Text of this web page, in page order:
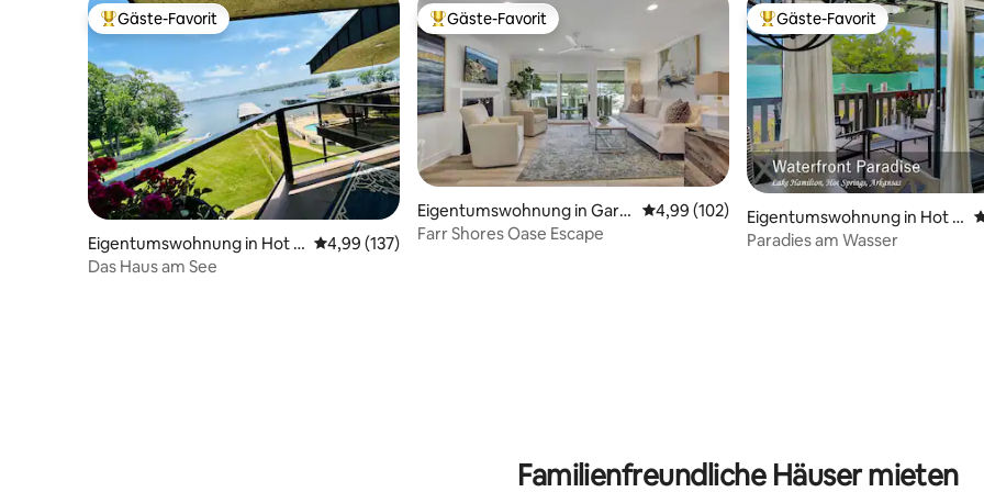
Beliebter Gäste-Favorit.
Gäste-Favorit
Eigentumswohnung in Hot S
prings
Durchschnittliche Bewertung: 4,99 von 5, 137 Bewertungen
4,99 (137)
Das Haus am See
Beliebter Gäste-Favorit.
Gäste-Favorit
Eigentumswohnung in Garla
nd County
Durchschnittliche Bewertung: 4,99 von 5,
4,99 (102)
Farr Shores Oase Escape
Beliebter Gäste-Favorit.
Gäste-Favorit
Eigentumswohnung in Hot S
prings
Paradies am Wasser
Familienfreundliche Häuser mieten